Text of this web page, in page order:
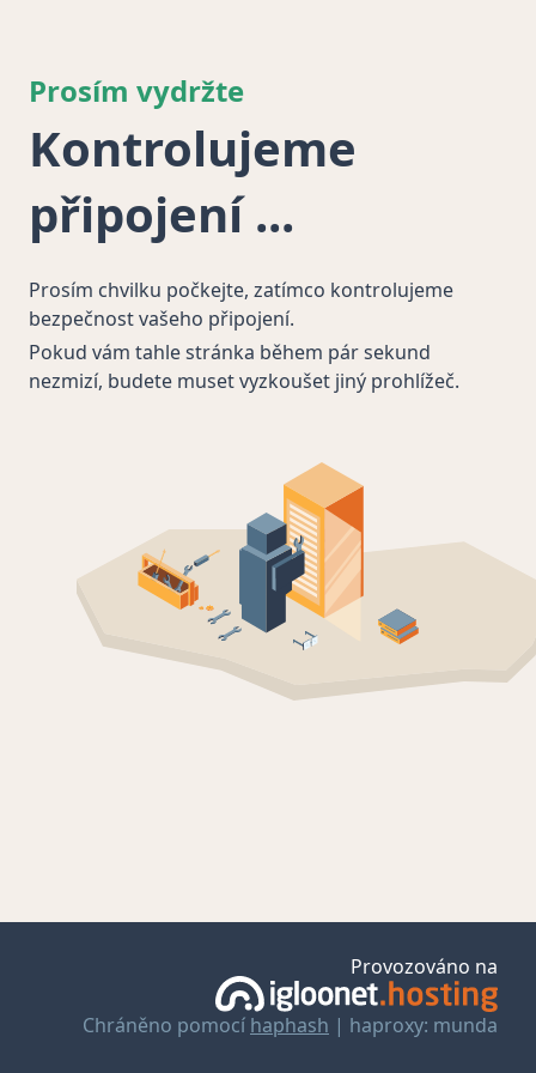
Prosím vydržte
Kontrolujeme
připojení
Prosím chvilku počkejte, zatímco kontrolujeme
bezpečnost vašeho připojení.
Pokud vám tahle stránka během pár sekund
nezmizí, budete muset vyzkoušet jiný prohlížeč.
✅
Provozováno na
Chráněno pomocí haphash | haproxy: munda